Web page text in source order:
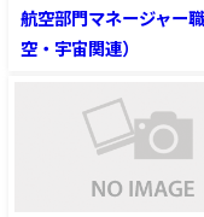
航空部門マネージャー
空・宇宙関連）